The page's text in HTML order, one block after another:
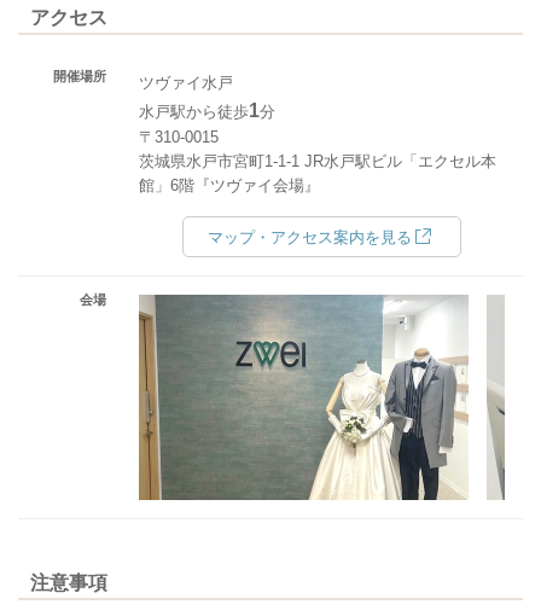
アクセス
開催場所
ツヴァイ水戸
水戸駅から徒歩1分
〒310-0015
茨城県水戸市宮町1-1-1 JR水戸駅ビル「エクセル本
館」6階『ツヴァイ会場』
マップ・アクセス案内を見る
会場
注意事項